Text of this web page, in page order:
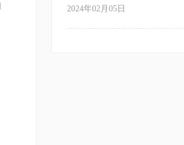
2024年02月05日